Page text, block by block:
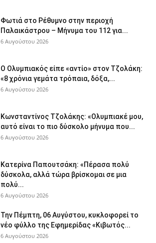
Φωτιά στο Ρέθυμνο στην περιοχή
Παλαικάστρου – Μήνυμα του 112 για...
6 Αυγούστου 2026
Ο Ολυμπιακός είπε «αντίο» στον Τζολάκη:
«8 χρόνια γεμάτα τρόπαια, δόξα,...
6 Αυγούστου 2026
Κωνσταντίνος Τζολάκης: «Ολυμπιακέ μου,
αυτό είναι το πιο δύσκολο μήνυμα που...
6 Αυγούστου 2026
Κατερίνα Παπουτσάκη: «Πέρασα πολύ
δύσκολα, αλλά τώρα βρίσκομαι σε μια
πολύ...
6 Αυγούστου 2026
Την Πέμπτη, 06 Αυγύστου, κυκλοφορεί το
νέο φύλλο της Εφημερίδας «Κιβωτός...
6 Αυγούστου 2026